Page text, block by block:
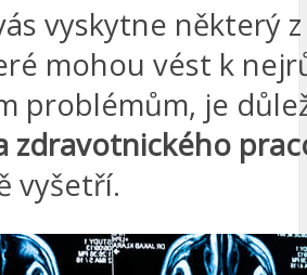
vyskytne některý
mohou vést k
problémům, je
zdravotnického
vyšetří.